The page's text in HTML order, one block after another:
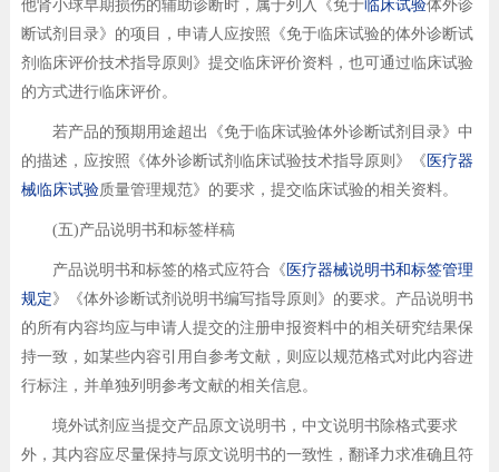
他肾小球早期损伤的辅助诊断时，属于列入《免于临床试验体外诊
断试剂目录》的项目，申请人应按照《免于临床试验的体外诊断试
剂临床评价技术指导原则》提交临床评价资料，也可通过临床试验
的方式进行临床评价。
若产品的预期用途超出《免于临床试验体外诊断试剂目录》中
的描述，应按照《体外诊断试剂临床试验技术指导原则》《 医疗器
械临床试验质量管理规范》的要求，提交临床试验的相关资料。
(五)产品说明书和标签样稿
产品说明书和标签的格式应符合《 医疗器械说明书和标签管理
规定》《体外诊断试剂说明书编写指导原则》的要求。产品说明书
的所有内容均应与申请人提交的注册申报资料中的相关研究结果保
持一致，如某些内容引用自参考文献，则应以规范格式对此内容进
行标注，并单独列明参考文献的相关信息。
境外试剂应当提交产品原文说明书，中文说明书除格式要求
外，其内容应尽量保持与原文说明书的一致性，翻译力求准确且符